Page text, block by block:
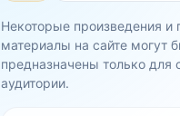
Некоторые произведения и
материалы на сайте могут
предназначены только для
аудитории.